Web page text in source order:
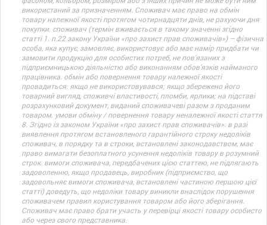
використаний за призначенням. Споживач має право на обмін
товару належної якості протягом чотирнадцяти днів, не рахуючи дня
покупки. споживач (термін вживається в такому значенні згідно
статті 1. п.22 закону України «про захист прав споживачів») – фізична
особа, яка купує, замовляє, використовує або має намір придбати чи
замовити продукцію для особистих потреб, не пов’язаних з
підприємницькою діяльністю або виконанням обов’язків найманого
працівника. обмін або повернення товару належної якості
провадиться: якщо не використовувався; якщо збережено його
товарний вигляд, споживчі властивості, пломби, ярлики; на підставі
розрахунковий документ, виданий споживачеві разом з проданим
товаром. умови обміну / повернення товару неналежної якості стаття
8. Згідно із законом України «про захист прав споживачів»: в разі
виявлення протягом встановленого гарантійного строку недоліків
споживач, в порядку та в строки, встановлені законодавством, має
право вимагати безоплатного усунення недоліків товару в розумний
строк. вимоги споживача, передбачених цією статтею, не підлягають
задоволенню, якщо продавець, виробник (підприємство, що
задовольняє вимоги споживача, встановлені частиною першою цієї
статті) доведуть, що недоліки товару виникли внаслідок порушення
споживачем правил користування товаром або його зберігання.
Споживач має право брати участь у перевірці якості товару особисто
або через свого представника.